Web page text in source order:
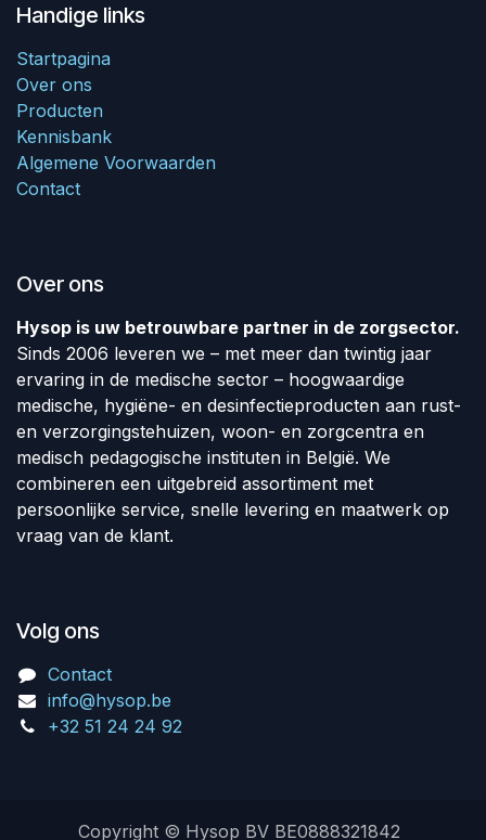
Handige links
Startpagina
Over ons
Producten
Kennisbank
Algemene Voorwaarden
Contact
Over ons
Hysop is uw betrouwbare partner in de zorgsector.
Sinds 2006 leveren we – met meer dan twintig jaar
ervaring in de medische sector – hoogwaardige
medische, hygiëne- en desinfectieproducten aan rust-
en verzorgingstehuizen, woon- en zorgcentra en
medisch pedagogische instituten in België. We
combineren een uitgebreid assortiment met
persoonlijke service, snelle levering en maatwerk op
vraag van de klant.
Volg ons
Contact
info@hysop.be
+32 51 24 24 92
Copyright © Hysop BV BE0888321842